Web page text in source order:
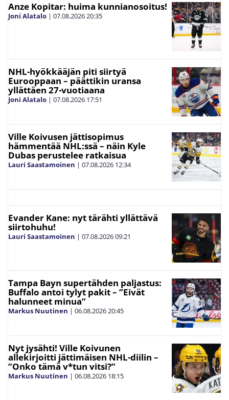
Anze Kopitar: huima kunnianosoitus!
Joni Alatalo | 07.08.202620:35
NHL-hyökkääjän piti siirtyä
Eurooppaan – päättikin uransa
yllättäen 27-vuotiaana
Joni Alatalo | 07.08.2026 17:51
Ville Koivusen jättisopimus
hämmentää NHL:ssä – näin Kyle
Dubas perustelee ratkaisua
Lauri Saastamoinen | 07.08.2026 12:34
Evander Kane: nyt tärähti yllättävä
siirtohuhu!
Lauri Saastamoinen | 07.08.202609:21
Tampa Bayn supertähden paljastus:
Buffalo antoi tylyt pakit – ”Eivät
halunneet minua”
Markus Nuutinen | 06.08.202620:45
Nyt jysähti! Ville Koivunen
allekirjoitti jättimäisen NHL-diilin –
”Onko tämä v*tun vitsi?”
Markus Nuutinen | 06.08.2026 18:15